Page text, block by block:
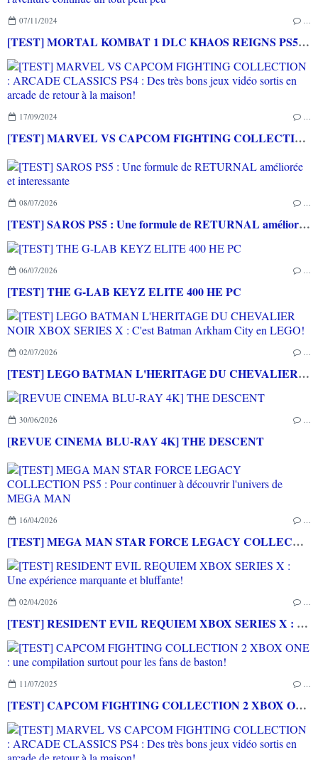
07/11/2024
[TEST] MORTAL KOMBAT 1 DLC KHAOS REIGNS PS5 : l'aventure continue un tout petit peu
17/09/2024
[TEST] MARVEL VS CAPCOM FIGHTING COLLECTION : ARCADE CLASSICS PS4 : Des très bons jeux vidéo sortis en arcade de retour à la maison!
08/07/2026
[TEST] SAROS PS5 : Une formule de RETURNAL améliorée et interessante
06/07/2026
[TEST] THE G-LAB KEYZ ELITE 400 HE PC
02/07/2026
[TEST] LEGO BATMAN L'HERITAGE DU CHEVALIER NOIR XBOX SERIES X : C'est Batman Arkham City en LEGO!
30/06/2026
[REVUE CINEMA BLU-RAY 4K] THE DESCENT
16/04/2026
[TEST] MEGA MAN STAR FORCE LEGACY COLLECTION PS5 : Pour continuer à découvrir l'univers de MEGA MAN
02/04/2026
[TEST] RESIDENT EVIL REQUIEM XBOX SERIES X : Une expérience marquante et bluffante!
11/07/2025
[TEST] CAPCOM FIGHTING COLLECTION 2 XBOX ONE : une compilation surtout pour les fans de baston!